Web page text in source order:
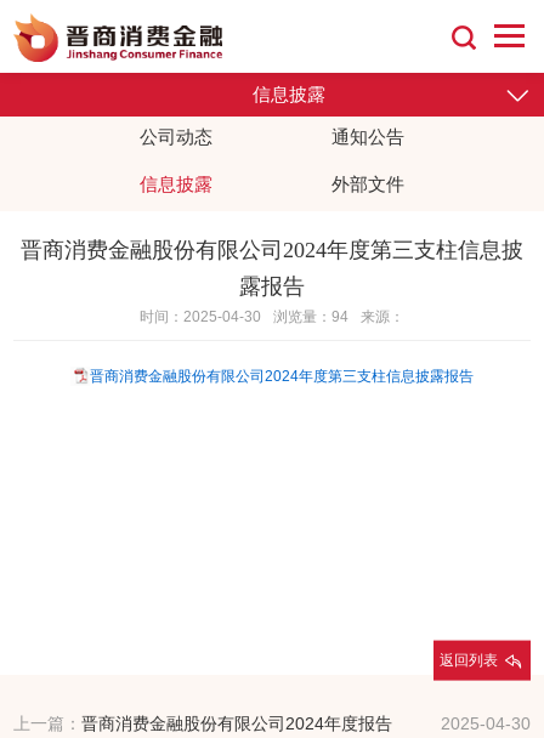
信息披露
公司动态 通知公告
信息披露 外部文件
晋商消费金融股份有限公司2024年度第三支柱信息披
露报告
时间：2025-04-30 浏览量：94 来源：
晋商消费金融股份有限公司2024年度第三支柱信息披露报告
上一篇：晋商消费金融股份有限公司2024年度报告 2025-04-30
返回列表